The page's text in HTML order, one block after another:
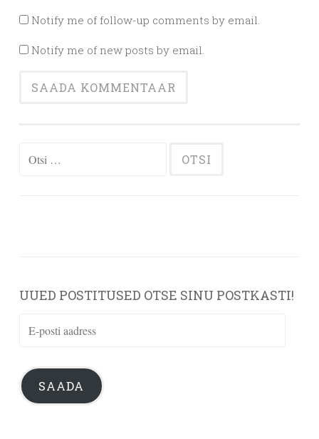
Notify me of follow-up comments by email.
Notify me of new posts by email.
UUED POSTITUSED OTSE SINU POSTKASTI!
aadress
SAADA